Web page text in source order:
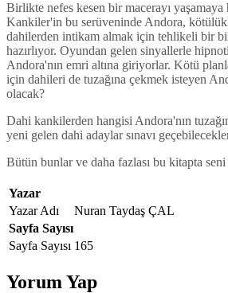
Birlikte nefes kesen bir macerayı yaşamaya
Kankiler'in bu serüveninde Andora,
dahilerden intikam almak için tehlikeli bir
hazırlıyor. Oyundan gelen sinyallerle
Andora'nın emri altına giriyorlar. Kötü
için dahileri de tuzağına çekmek isteyen
olacak?
Dahi kankilerden hangisi Andora'nın
yeni gelen dahi adaylar sınavı
Bütün bunlar ve daha fazlası bu kitapta
Yazar
Yazar Adı
Nuran Taydaş ÇAL
Sayfa Sayısı
Sayfa Sayısı 165
Yorum Yap